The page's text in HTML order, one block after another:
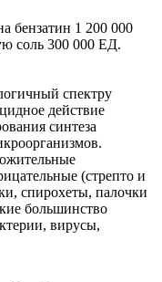
бензатин 1 200 000
соль 300 000 ЕД.
спектру
действие
синтеза
(стрепто и
спирохеты, палочки
большинство
вирусы,